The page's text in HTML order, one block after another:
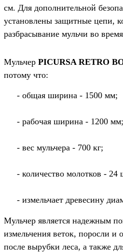
см. Для дополнительной
установлены защитные цепи,
разбрасывание мульчи во
Мульчер PICURSA RETRO
потому что:
- общая ширина - 1500 мм;
- рабочая ширина - 1200 мм;
- вес мульчера - 700 кг;
- количество молотков - 24
- измельчает древесину
Мульчер является надежным
измельчения веток, поросли и
после вырубки леса, а также